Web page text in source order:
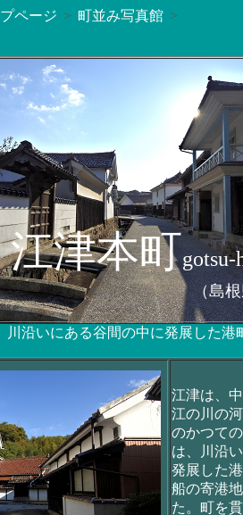
ページ 町並み写真館
江津本町gotsu-
（島
川沿いにある谷間の中に発展した港
江津は、
江の川の
のかつて
は、川沿
発展した
船の寄港
た。町を